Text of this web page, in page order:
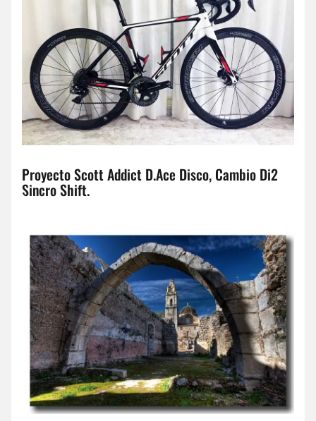
Proyecto Scott Addict D.Ace Disco, Cambio Di2
Sincro Shift.